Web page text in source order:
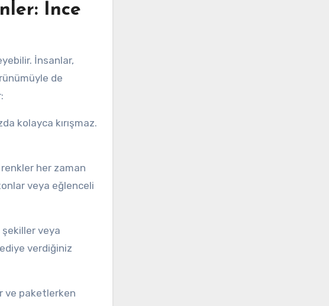
İnce
İnsanlar,
de
kolayca kırışmaz.
her zaman
veya eğlenceli
şekiller veya
verdiğiniz
ve paketlerken